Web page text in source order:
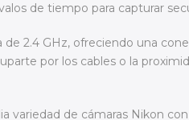
de tiempo para capturar
2.4 GHz, ofreciendo una
por los cables o la
variedad de cámaras Nikon